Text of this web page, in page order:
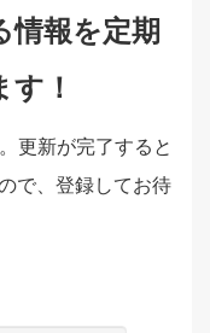
情報を定期
！
更新が完了すると
で、登録してお待